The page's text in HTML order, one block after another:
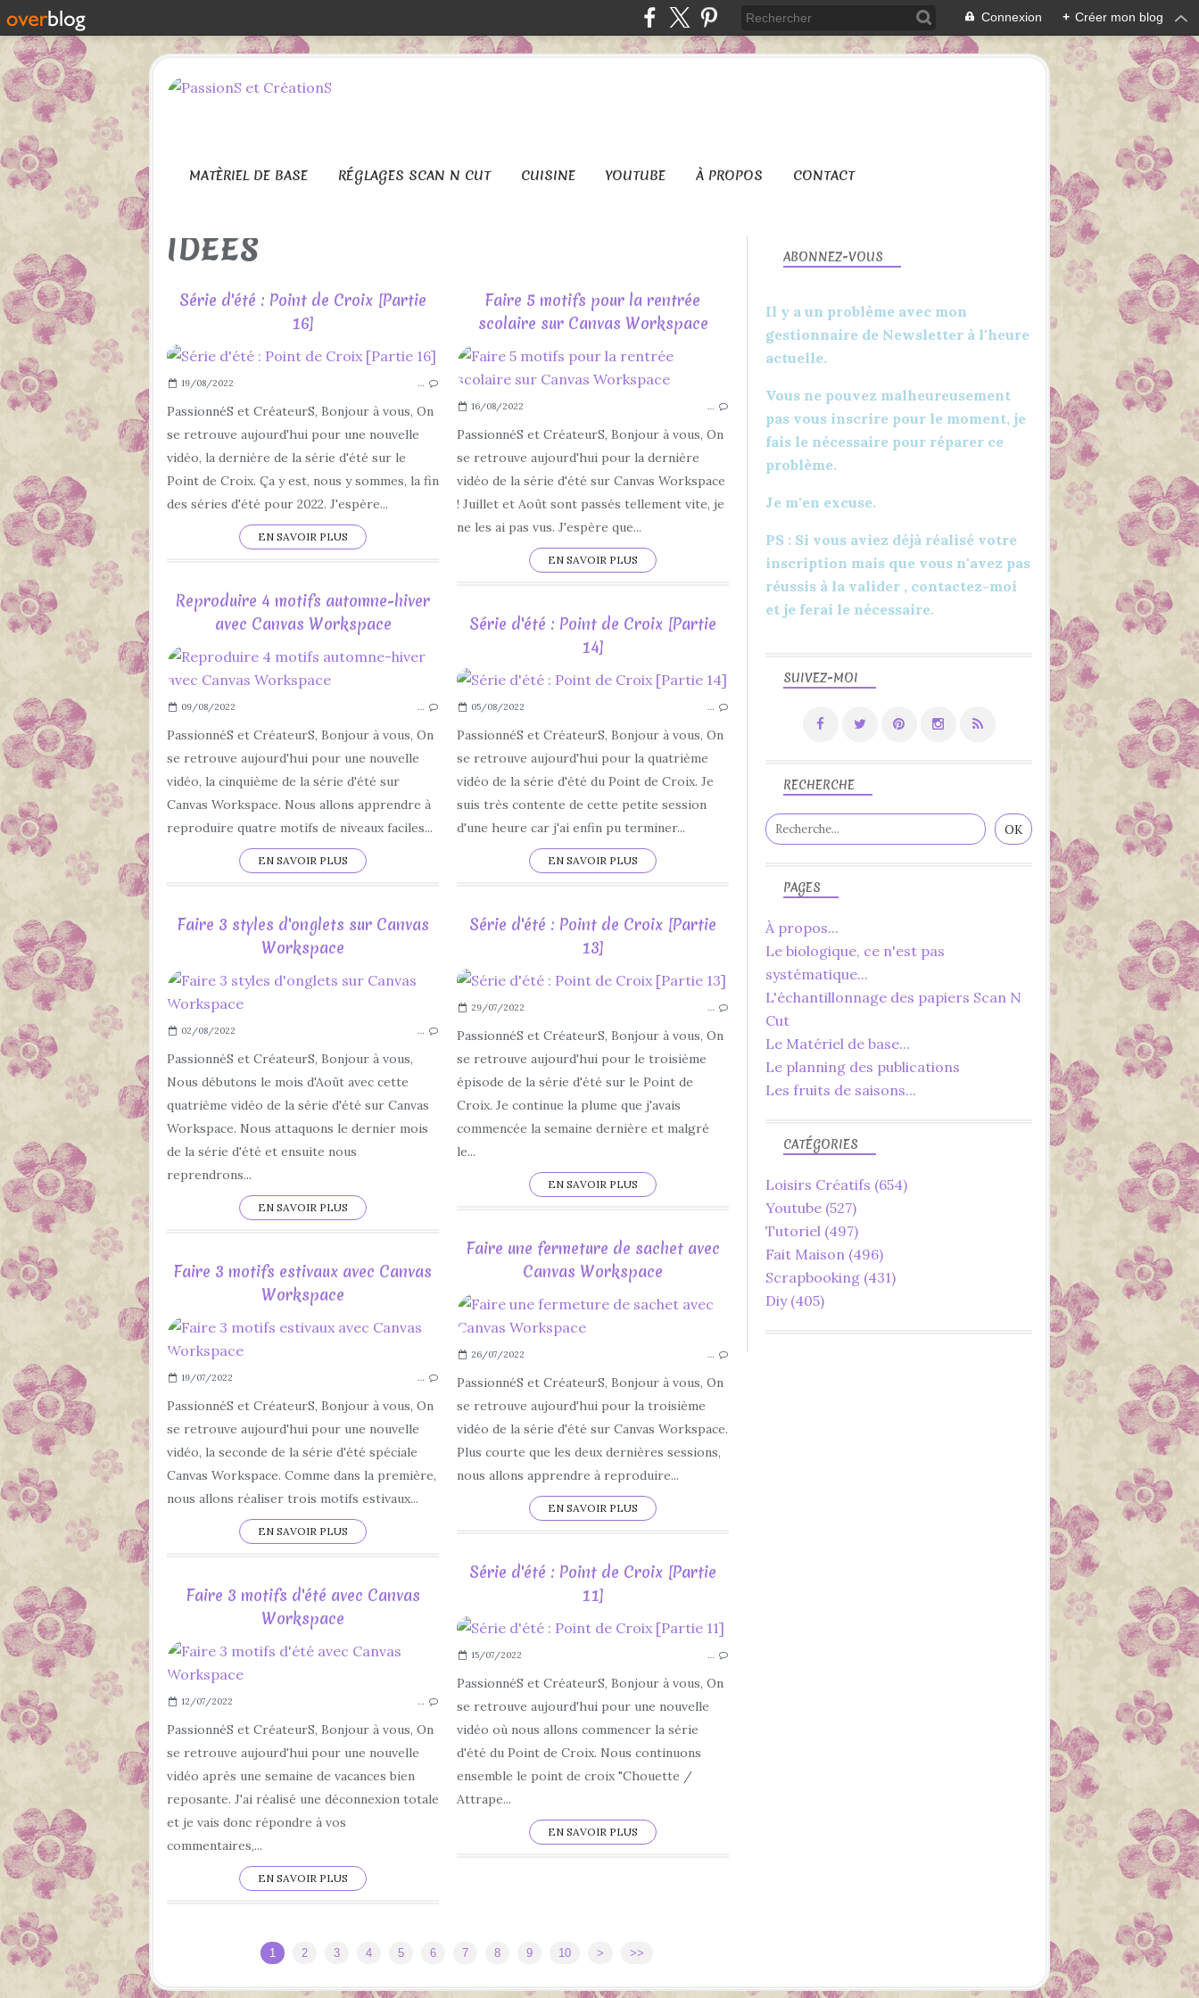
Connexion + Créer mon blog
MATÈRIEL DE BASE RÉGLAGES SCAN N CUT CUISINE YOUTUBE À PROPOS CONTACT
IDEES
Série d'été : Point de Croix [Partie
16]
POINT CLASSIQUE
POINT DE CROIX
CHOUETTE
ATTRAPE RÊVE
PLUMES
FACILE
DÉBUTANT
LOISIRS CRÉATIFS
19/08/2022 …
PassionnéS et CréateurS, Bonjour à vous, On
se retrouve aujourd'hui pour une nouvelle
vidéo, la dernière de la série d'été sur le
Point de Croix. Ça y est, nous y sommes, la fin
des séries d'été pour 2022. J'espère...
EN SAVOIR PLUS
Faire 5 motifs pour la rentrée
scolaire sur Canvas Workspace
SCAN N CUT
TUTORIEL
YOUTUBE
RENTRÉE
16/08/2022 …
PassionnéS et CréateurS, Bonjour à vous, On
se retrouve aujourd'hui pour la dernière
vidéo de la série d'été sur Canvas Workspace
! Juillet et Août sont passés tellement vite, je
ne les ai pas vus. J'espère que...
EN SAVOIR PLUS
Reproduire 4 motifs automne-hiver
avec Canvas Workspace
MOTIFS
FACILE
INTERMÉDIAIRE
SCAN N CUT
TUTORIEL
YOUTUBE
LOISIRS CRÉATIFS
09/08/2022 …
PassionnéS et CréateurS, Bonjour à vous, On
se retrouve aujourd'hui pour une nouvelle
vidéo, la cinquième de la série d'été sur
Canvas Workspace. Nous allons apprendre à
reproduire quatre motifs de niveaux faciles...
EN SAVOIR PLUS
Série d'été : Point de Croix [Partie
14]
POINT CLASSIQUE
FACILE
LOISIRS CRÉATIFS
IDÉES
05/08/2022 …
PassionnéS et CréateurS, Bonjour à vous, On
se retrouve aujourd'hui pour la quatrième
vidéo de la série d'été du Point de Croix. Je
suis très contente de cette petite session
d'une heure car j'ai enfin pu terminer...
EN SAVOIR PLUS
Faire 3 styles d'onglets sur Canvas
Workspace
CANVAS WORKSPACE
2022
LOISIRS CRÉATIFS
IDÉES
SCRAP
SCRAPBOOKING
MOTIFS
02/08/2022 …
PassionnéS et CréateurS, Bonjour à vous,
Nous débutons le mois d'Août avec cette
quatrième vidéo de la série d'été sur Canvas
Workspace. Nous attaquons le dernier mois
de la série d'été et ensuite nous
reprendrons...
EN SAVOIR PLUS
Série d'été : Point de Croix [Partie
13]
POINT DE CROIX
SÉRIE D'ÉTÉ
29/07/2022 …
PassionnéS et CréateurS, Bonjour à vous, On
se retrouve aujourd'hui pour le troisième
épisode de la série d'été sur le Point de
Croix. Je continue la plume que j'avais
commencée la semaine dernière et malgré
le...
EN SAVOIR PLUS
Faire une fermeture de sachet avec
Canvas Workspace
26/07/2022 …
PassionnéS et CréateurS, Bonjour à vous, On
se retrouve aujourd'hui pour la troisième
vidéo de la série d'été sur Canvas Workspace.
Plus courte que les deux dernières sessions,
nous allons apprendre à reproduire...
EN SAVOIR PLUS
Faire 3 motifs estivaux avec Canvas
Workspace
CANVAS WORKSPACE
INTERMÉDIAIRE
DIFFICILE
MOTIF
MOTIFS
DESSIN
SCAN N CUT
JUILLET
19/07/2022 …
PassionnéS et CréateurS, Bonjour à vous, On
se retrouve aujourd'hui pour une nouvelle
vidéo, la seconde de la série d'été spéciale
Canvas Workspace. Comme dans la première,
nous allons réaliser trois motifs estivaux...
EN SAVOIR PLUS
Série d'été : Point de Croix [Partie
11]
15/07/2022 …
PassionnéS et CréateurS, Bonjour à vous, On
se retrouve aujourd'hui pour une nouvelle
vidéo où nous allons commencer la série
d'été du Point de Croix. Nous continuons
ensemble le point de croix "Chouette /
Attrape...
EN SAVOIR PLUS
Faire 3 motifs d'été avec Canvas
Workspace
JUILLET
AOÛT
2022
CANVAS WORKSPACE
SCAN N CUT
FACILE
INTERMÉDIAIRE
12/07/2022 …
PassionnéS et CréateurS, Bonjour à vous, On
se retrouve aujourd'hui pour une nouvelle
vidéo après une semaine de vacances bien
reposante. J'ai réalisé une déconnexion totale
et je vais donc répondre à vos
commentaires,...
EN SAVOIR PLUS
1 2 3 4 5 6 7 8 9 10 20
> >>
SUIVEZ-MOI
RECHERCHE
PAGES
À propos...
Le biologique, ce n'est pas
systématique...
L'échantillonnage des papiers Scan N
Cut
Le Matériel de base...
Le planning des publications
Les fruits de saisons...
CATÉGORIES
Loisirs Créatifs (654)
Youtube (527)
Tutoriel (497)
Fait Maison (496)
Scrapbooking (431)
Diy(405)
ABONNEZ-VOUS
Il y a un problème avec mon
gestionnaire de Newsletter à l'heure
actuelle.
Vous ne pouvez malheureusement
pas vous inscrire pour le moment, je
fais le nécessaire pour réparer ce
problème.
Je m'en excuse.
PS : Si vous aviez déjà réalisé votre
inscription mais que vous n'avez pas
réussis à la valider , contactez-moi
et je ferai le nécessaire.